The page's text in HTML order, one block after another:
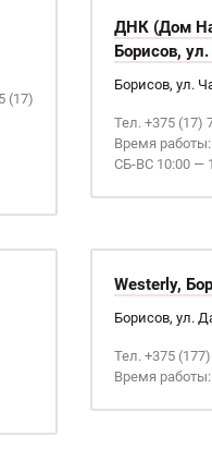
(17)
ДНК (Дом
Борисов,
Борисов, ул.
Тел. +375 (17)
Время
СБ-ВС 10:00 —
Westerly,
Борисов, ул.
Тел. +375
Время